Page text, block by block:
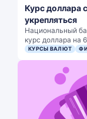
Курс доллара
укрепляться
Национальный
курс доллара на
КУРСЫ ВАЛЮТ